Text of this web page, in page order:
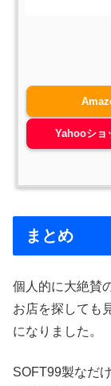
Yahooショ
まとめ
個人的に大絶賛
お店を探しても
になりました。
SOFT99製なだ